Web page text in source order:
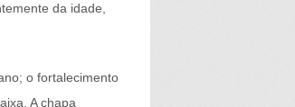
da idade,
o fortalecimento
A chapa